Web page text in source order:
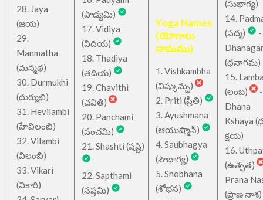
28. Jaya
(జయ)
29.
Manmatha
(మన్మథ)
30. Durmukhi
(దుర్ముఖి)
31. Hevilambi
(హేవిలంబి)
32. Vilambi
(విలంబి)
33. Vikari
(వికారి)
(పాడ్యమి)
17. Vidiya
(విదియ)
18. Thadiya
(తదియ)
19. Chavithi
(చవితి)
20. Panchami
(పంచమి)
21. Shashti (షష్టి)
22. Sapthami
(సప్తమి)
Yoga Names
(యోగాలు
నామము)
1. Vishkambha
(విష్కుమ్భ)
2. Priti (ప్రీతి)
3. Ayushmana
(ఆయుష్మాన్)
4. Saubhagya
(సౌభాగ్య)
5. Shobhana
(శోభన)
(సుభాగ్య)
14.
(పద్మ)
-
(ధనాగమ)
15.
(లంబ)
-
Dhana
Kshaya
క్షయ)
16.
(ఉత్పత)
Prana
(ప్రాణ నాశ)